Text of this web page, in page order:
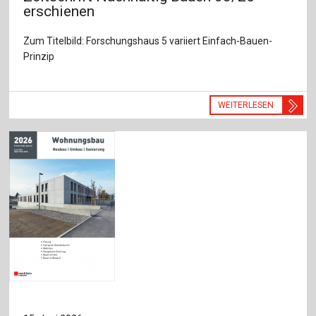
erschienen
Zum Titelbild: Forschungshaus 5 variiert Einfach-Bauen-
Prinzip
WEITERLESEN